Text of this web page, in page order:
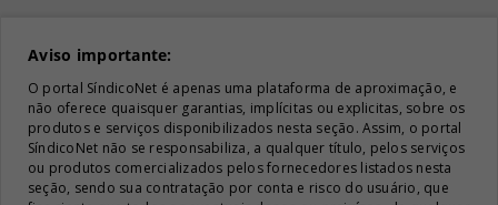
Aviso importante:
O portal SíndicoNet é apenas uma plataforma de aproximação, e
não oferece quaisquer garantias, implícitas ou explicitas, sobre os
produtos e serviços disponibilizados nesta seção. Assim, o portal
SíndicoNet não se responsabiliza, a qualquer título, pelos serviços
ou produtos comercializados pelos fornecedores listados nesta
seção, sendo sua contratação por conta e risco do usuário, que